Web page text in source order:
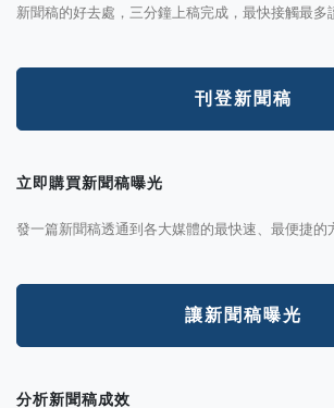
新聞稿的好去處，三分鐘上稿完成，最快接觸最多
刊登新聞稿
立即購買新聞稿曝光
發一篇新聞稿透通到各大媒體的最快速、最便捷的
讓新聞稿曝光
分析新聞稿成效